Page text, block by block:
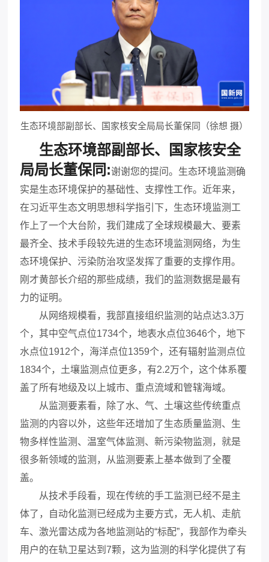
生态环境部副部长、国家核安全局局长董保同（徐想 摄）
生态环境部副部长、国家核安全
局局长董保同:谢谢您的提问。生态环境监测确
实是生态环境保护的基础性、支撑性工作。近年来，
在习近平生态文明思想科学指引下，生态环境监测工
作上了一个大台阶，我们建成了全球规模最大、要素
最齐全、技术手段较先进的生态环境监测网络，为生
态环境保护、污染防治攻坚发挥了重要的支撑作用。
刚才黄部长介绍的那些成绩，我们的监测数据是最有
力的证明。
从网络规模看，我部直接组织监测的站点达3.3万
个，其中空气点位1734个，地表水点位3646个，地下
水点位1912个，海洋点位1359个，还有辐射监测点位
1834个，土壤监测点位更多，有2.2万个，这个体系覆
盖了所有地级及以上城市、重点流域和管辖海域。
从监测要素看，除了水、气、土壤这些传统重点
监测的内容以外，这些年还增加了生态质量监测、生
物多样性监测、温室气体监测、新污染物监测，就是
很多新领域的监测，从监测要素上基本做到了全覆
盖。
从技术手段看，现在传统的手工监测已经不是主
体了，自动化监测已经成为主要方式，无人机、走航
车、激光雷达成为各地监测站的“标配”，我部作为牵头
用户的在轨卫星达到7颗，这为监测的科学化提供了有